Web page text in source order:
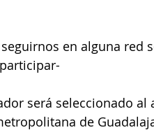
en alguna red
será seleccionado
de